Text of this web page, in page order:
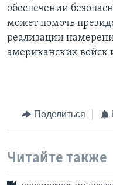
обеспечении
может помочь
реализации
американских войск
Поделиться
Читайте также